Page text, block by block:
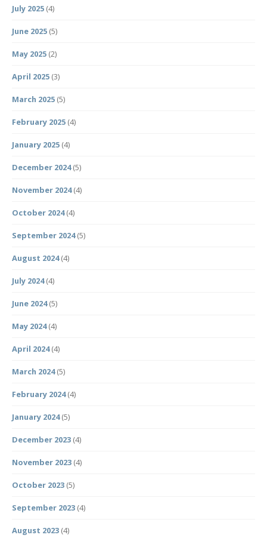
July 2025 (4)
June 2025 (5)
May 2025 (2)
April 2025 (3)
March 2025 (5)
February 2025 (4)
January 2025 (4)
December 2024(5)
November 2024(4)
October 2024(4)
September 2024(5)
August 2024(4)
July 2024(4)
June 2024(5)
May 2024(4)
April 2024(4)
March 2024(5)
February 2024(4)
January 2024(5)
December 2023 (4)
November 2023 (4)
October 2023 (5)
September 2023 (4)
August 2023 (4)